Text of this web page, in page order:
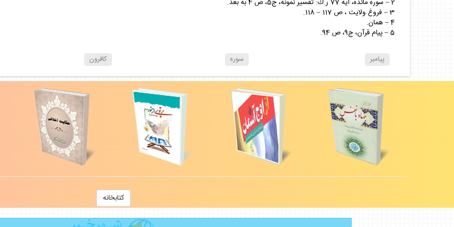
2 – سوره مائده، آيه 77 ر.ك: تفسير نمونه، ج5، ص 4 به بعد.
3 – فروغ ولايت ، ص 117 – 118.
4 – همان.
5 – پيام قرآن، ج9، ص 94.
پيامبر سوره كافرون
كتابخانه